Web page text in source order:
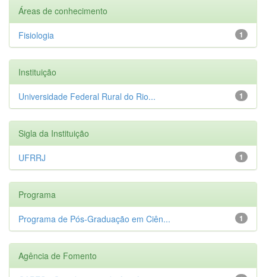
Áreas de conhecimento
1
Fisiologia
Instituição
1
Universidade Federal Rural do Rio...
Sigla da Instituição
1
UFRRJ
Programa
1
Programa de Pós-Graduação em Ciên...
Agência de Fomento